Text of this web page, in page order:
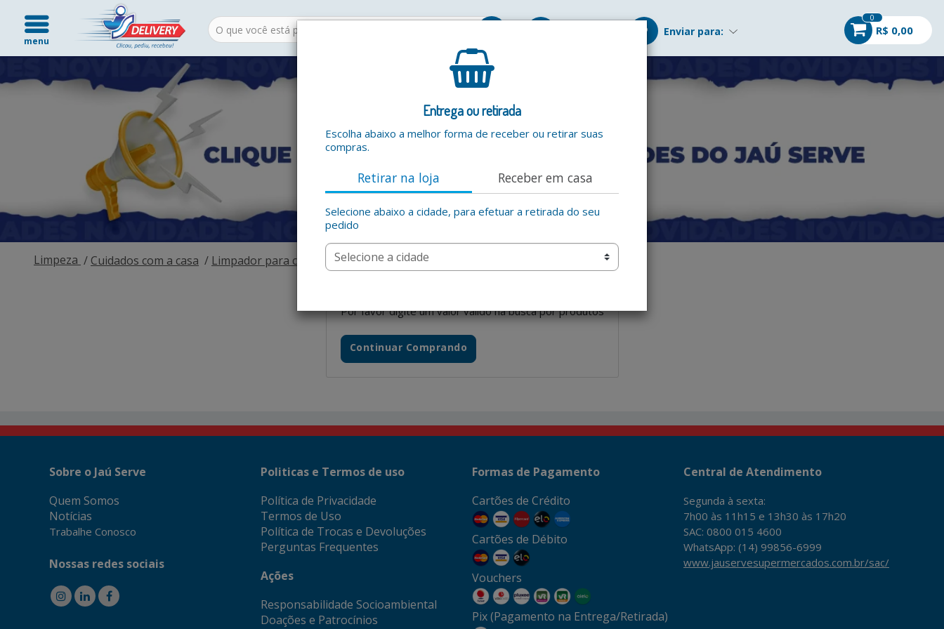
menu
Enviar para:
0
R$ 0,00
Entrega ou retirada
Escolha abaixo a melhor forma de receber ou retirar suas
compras.
Retirar na loja Receber em casa
Selecione abaixo a cidade, para efetuar a retirada do seu
pedido
Limpeza Cuidados com a casa Limpador para calçados
Por favor digite um valor valido na busca por produtos
Continuar Comprando
Sobre o Jaú Serve
Quem Somos
Notícias
Trabalhe Conosco
Nossas redes sociais
Politicas e Termos de uso
Política de Privacidade
Termos de Uso
Política de Trocas e Devoluções
Perguntas Frequentes
Ações
Responsabilidade Socioambiental
Doações e Patrocínios
Formas de Pagamento
Cartões de Crédito
Cartões de Débito
Vouchers
Pix (Pagamento na Entrega/Retirada)
Central de Atendimento
Segunda à sexta:
7h00 às 11h15 e 13h30 às 17h20
SAC: 0800 015 4600
WhatsApp: (14) 99856-6999
www.jauservesupermercados.com.br/sac/